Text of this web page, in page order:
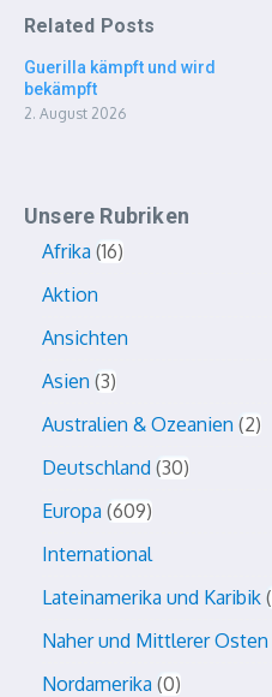
Related Posts
Guerilla kämpft und wird
bekämpft
2. August 2026
Unsere Rubriken
Afrika 16
Aktion
Ansichten
Asien 3
Australien & Ozeanien 2
Deutschland 30
Europa 609
International
Lateinamerika und Karibik
Naher und Mittlerer Osten
Nordamerika 0